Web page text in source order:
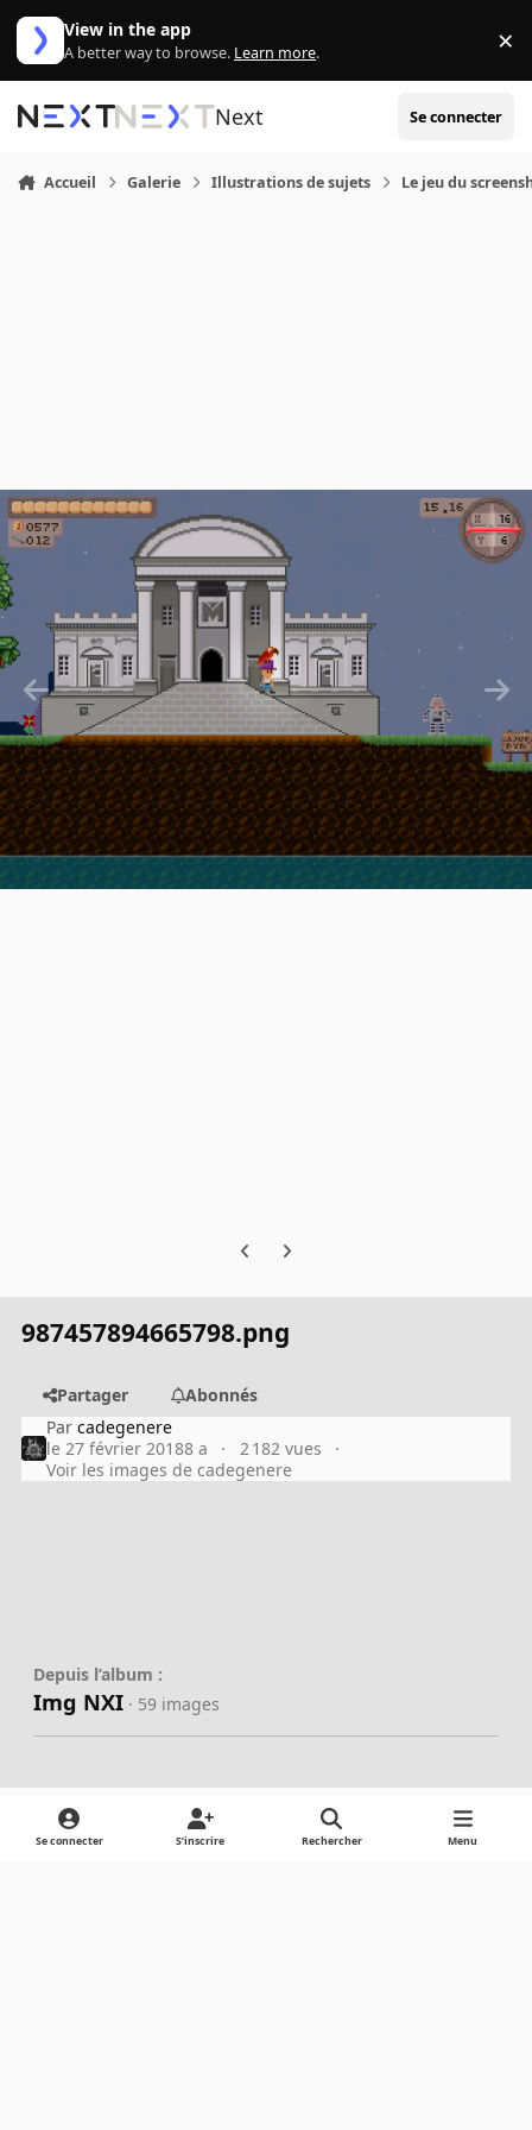
Aller au contenu
View in the app
A better way to browse. Learn more. ×
Next Se connecter
Accueil Galerie Illustrations de sujets Le jeu du
Previous carousel slide
Next carousel slide
987457894665798.png
Partager
Abonnés
Parcadegenere
le 27 février 20188 a
2 182 vues
Voir les images de cadegenere
Depuis l’album :
Img NXI · 59 images
Partager
Se connecter S’inscrire Rechercher Menu